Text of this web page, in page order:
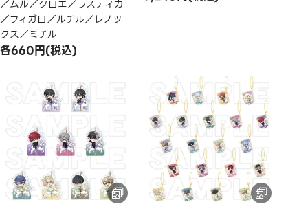
／ムル／クロエ／ラスティカ
／フィガロ／ルチル／レノッ
クス／ミチル
各660円(税込)